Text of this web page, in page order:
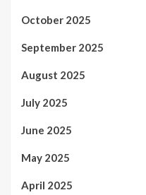
October 2025
September 2025
August 2025
July 2025
June 2025
May 2025
April 2025